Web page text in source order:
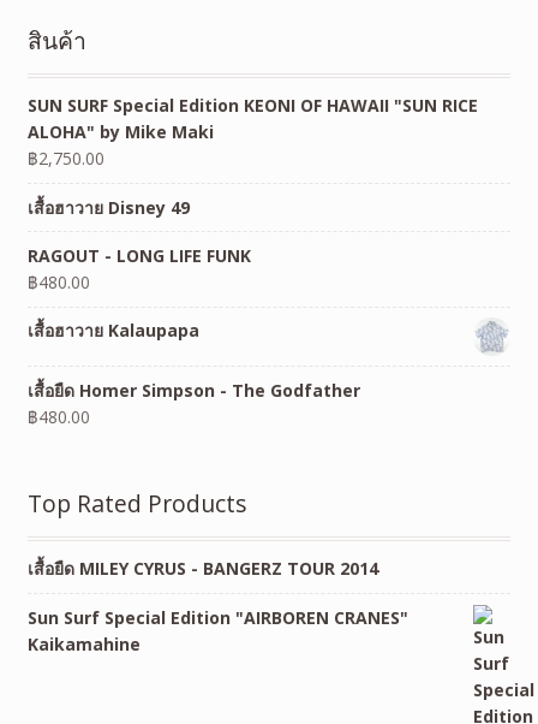
สินค้า
SUN SURF Special Edition KEONI OF HAWAII "SUN RICE
ALOHA" by Mike Maki
฿2,750.00
เสื้อฮาวาย Disney 49
RAGOUT - LONG LIFE FUNK
฿480.00
เสื้อฮาวาย Kalaupapa
เสื้อยืด Homer Simpson - The Godfather
฿480.00
Top Rated Products
เสื้อยืด MILEY CYRUS - BANGERZ TOUR 2014
Sun Surf Special Edition "AIRBOREN CRANES"
Kaikamahine